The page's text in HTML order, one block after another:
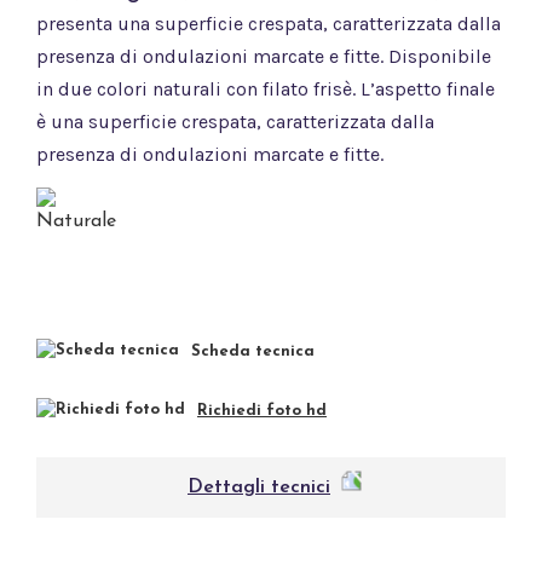
presenta una superficie crespata, caratterizzata dalla
presenza di ondulazioni marcate e fitte. Disponibile
in due colori naturali con filato frisè. L’aspetto finale
è una superficie crespata, caratterizzata dalla
presenza di ondulazioni marcate e fitte.
Scheda tecnica
Richiedi foto hd
Dettagli tecnici